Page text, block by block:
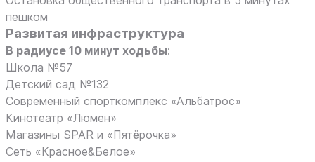
пешком
Развитая инфраструктура
В радиусе 10 минут ходьбы:
Школа №57
Детский сад №132
Современный спорткомплекс «Альбатрос»
Кинотеатр «Люмен»
Магазины SPAR и «Пятёрочка»
Сеть «Красное&Белое»